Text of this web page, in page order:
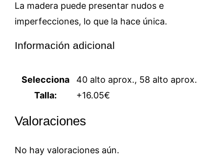
La madera puede presentar nudos e
imperfecciones, lo que la hace única.
Información adicional
Selecciona
Talla:
40 alto aprox., 58 alto aprox.
+16.05€
Valoraciones
No hay valoraciones aún.